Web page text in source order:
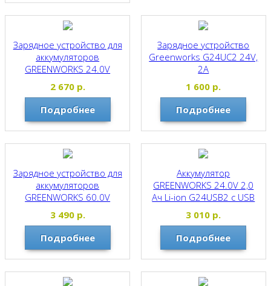
Зарядное устройство для
аккумуляторов
GREENWORKS 24.0V
2931907
Greenworks
2 670р.
Подробнее
Зарядное устройство
Greenworks G24UC2 24V,
2A
Greenworks
1 600 р.
Подробнее
Зарядное устройство для
аккумуляторов
GREENWORKS 60.0V
Greenworks
3 490р.
Подробнее
Аккумулятор
GREENWORKS 24.0V 2,0
Ач Li-ion G24USB2 с USB
Greenworks
3 010 р.
Подробнее